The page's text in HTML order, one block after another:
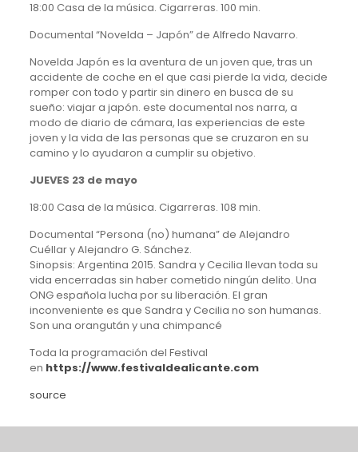
18:00 Casa de la música. Cigarreras. 100 min.
Documental “Novelda – Japón” de Alfredo Navarro.
Novelda Japón es la aventura de un joven que, tras un
accidente de coche en el que casi pierde la vida, decide
romper con todo y partir sin dinero en busca de su
sueño: viajar a japón. este documental nos narra, a
modo de diario de cámara, las experiencias de este
joven y la vida de las personas que se cruzaron en su
camino y lo ayudaron a cumplir su objetivo.
JUEVES 23 de mayo
18:00 Casa de la música. Cigarreras. 108 min.
Documental “Persona (no) humana” de Alejandro
Cuéllar y Alejandro G. Sánchez.
Sinopsis: Argentina 2015. Sandra y Cecilia llevan toda su
vida encerradas sin haber cometido ningún delito. Una
ONG española lucha por su liberación. El gran
inconveniente es que Sandra y Cecilia no son humanas.
Son una orangután y una chimpancé
Toda la programación del Festival
en https://www.festivaldealicante.com
source